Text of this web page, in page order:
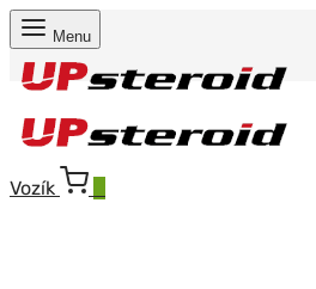
Menu
Vozík